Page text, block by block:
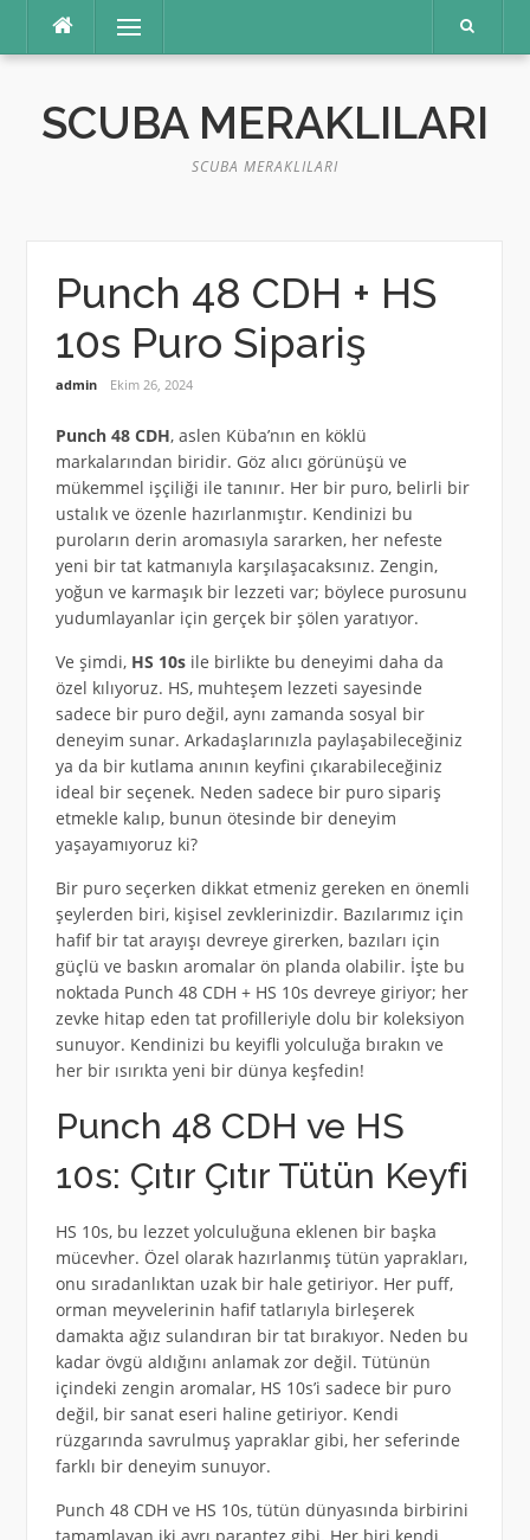
Menü
SCUBA MERAKLILARI
SCUBA MERAKLILARI
Punch 48 CDH + HS
10s Puro Sipariş
admin Ekim 26, 2024
Punch 48 CDH, aslen Küba’nın en köklü
markalarından biridir. Göz alıcı görünüşü ve
mükemmel işçiliği ile tanınır. Her bir puro, belirli bir
ustalık ve özenle hazırlanmıştır. Kendinizi bu
puroların derin aromasıyla sararken, her nefeste
yeni bir tat katmanıyla karşılaşacaksınız. Zengin,
yoğun ve karmaşık bir lezzeti var; böylece purosunu
yudumlayanlar için gerçek bir şölen yaratıyor.
Ve şimdi, HS 10sile birlikte bu deneyimi daha da
özel kılıyoruz. HS, muhteşem lezzeti sayesinde
sadece bir puro değil, aynı zamanda sosyal bir
deneyim sunar. Arkadaşlarınızla paylaşabileceğiniz
ya da bir kutlama anının keyfini çıkarabileceğiniz
ideal bir seçenek. Neden sadece bir puro sipariş
etmekle kalıp, bunun ötesinde bir deneyim
yaşayamıyoruz ki?
Bir puro seçerken dikkat etmeniz gereken en önemli
şeylerden biri, kişisel zevklerinizdir. Bazılarımız için
hafif bir tat arayışı devreye girerken, bazıları için
güçlü ve baskın aromalar ön planda olabilir. İşte bu
noktada Punch 48 CDH + HS 10s devreye giriyor; her
zevke hitap eden tat profilleriyle dolu bir koleksiyon
sunuyor. Kendinizi bu keyifli yolculuğa bırakın ve
her bir ısırıkta yeni bir dünya keşfedin!
Punch 48 CDH ve HS
10s: Çıtır Çıtır Tütün Keyfi
HS 10s, bu lezzet yolculuğuna eklenen bir başka
mücevher. Özel olarak hazırlanmış tütün yaprakları,
onu sıradanlıktan uzak bir hale getiriyor. Her puff,
orman meyvelerinin hafif tatlarıyla birleşerek
damakta ağız sulandıran bir tat bırakıyor. Neden bu
kadar övgü aldığını anlamak zor değil. Tütünün
içindeki zengin aromalar, HS 10s’i sadece bir puro
değil, bir sanat eseri haline getiriyor. Kendi
rüzgarında savrulmuş yapraklar gibi, her seferinde
farklı bir deneyim sunuyor.
Punch 48 CDH ve HS 10s, tütün dünyasında birbirini